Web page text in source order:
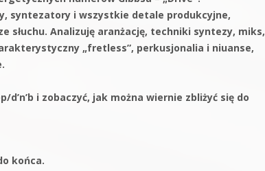
syntezatory i wszystkie detale produkcyjne,
słuchu. Analizuję aranżację, techniki syntezy, miks,
„fretless”, perkusjonalia i niuanse,
i zobaczyć, jak można wiernie zbliżyć się do
końca.